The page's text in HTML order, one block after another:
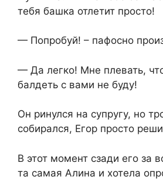
тебя башка отлетит просто!
— Попробуй! – пафосно
— Да легко! Мне плевать,
балдеть с вами не буду!
Он ринулся на супругу, но
собирался, Егор просто
В этот момент сзади его за
та самая Алина и хотела